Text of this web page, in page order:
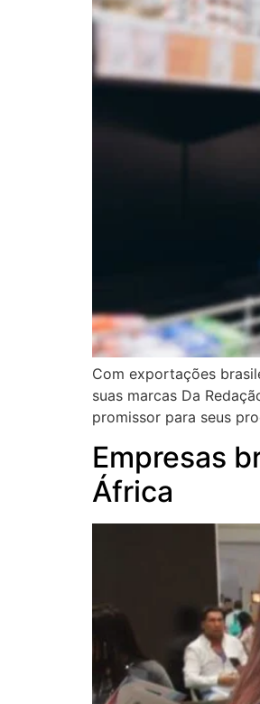
Com exportações
suas marcas Da
promissor para seus
Empresas
África